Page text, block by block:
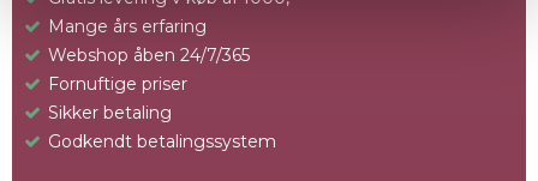
Mange års erfaring
Webshop åben 24/7/365
Fornuftige priser
Sikker betaling
Godkendt betalingssystem